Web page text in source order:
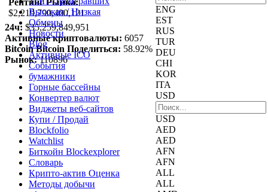
ENG
EST
RUS
TUR
DEU
CHI
KOR
ITA
USD
USD
AED
AED
AFN
AFN
ALL
ALL
Рейтинг Рынка:
$2,219,790,400,121
24ч: $35,259,849,951
Активные криптовалюты: 6057
Bitcoin Bitcoin Поделиться: 58.92%
Рынок: 110896
Высокая / Hизкая
Обмены
Новости
Blog
Aктивные ICO
События
бумажники
Горные бассейны
Конвертер валют
Виджеты веб-сайтов
Купи / Продай
Blockfolio
Watchlist
Биткойн Blockexplorer
Словарь
Крипто-актив Оценка
Методы добычи